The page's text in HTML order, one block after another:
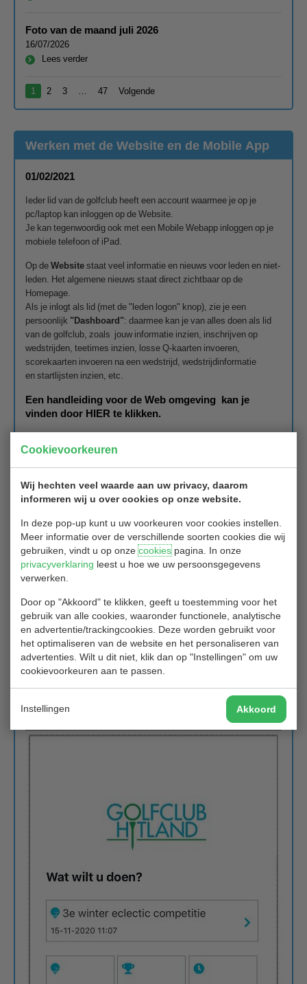
Cookievoorkeuren
Wij hechten veel waarde aan uw privacy, daarom
informeren wij u over cookies op onze website.
In deze pop-up kunt u uw voorkeuren voor cookies instellen.
Meer informatie over de verschillende soorten cookies die wij
gebruiken, vindt u op onzecookiespagina. In onze
privacyverklaring leest u hoe we uw persoonsgegevens
verwerken.
Door op "Akkoord" te klikken, geeft u toestemming voor het
gebruik van alle cookies, waaronder functionele, analytische
en advertentie/trackingcookies. Deze worden gebruikt voor
het optimaliseren van de website en het personaliseren van
advertenties. Wilt u dit niet, klik dan op "Instellingen" om uw
cookievoorkeuren aan te passen.
Instellingen Akkoord
Foto van de maand juli 2026
16/07/2026
Lees verder
1 2 3 47 Volgende
Werken met de Website en de Mobile App
01/02/2021
Ieder lid van de golfclub heeft een account waarmee je op je
pc/laptop kan inloggen op de Website.
Je kan tegenwoordig ook met een Mobile Webapp inloggen op je
mobiele telefoon of iPad.
Op de Website staat veel informatie en nieuws voor leden en niet-
leden. Het algemene nieuws staat direct zichtbaar op de
Homepage.
Als je inlogt als lid (met de "leden logon" knop), zie je een
persoonlijk "Dashboard": daarmee kan je van alles doen als lid
van de golfclub, zoals jouw informatie inzien, inschrijven op
wedstrijden, teetimes inzien, losse Q-kaarten invoeren,
scorekaarten invoeren na een wedstrijd, wedstrijdinformatie
en startlijsten inzien, etc.
Een handleiding voor de Web omgeving kan je
vinden door HIER te klikken.